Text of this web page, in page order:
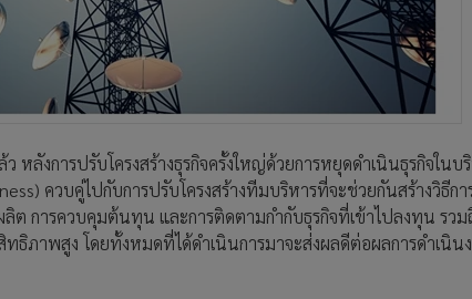
หลังการปรับโครงสร้างธุรกิจครั้งใหญ่ด้วยการหยุดดำเนินธุรกิจใน
ควบคู่ไปกับการปรับโครงสร้างทีมบริหารที่จะช่วยกันสร้างวิธีก
การควบคุมต้นทุน และการติดตามกำกับธุรกิจที่เข้าไปลงทุน รวม
ธิภาพสูง โดยทั้งหมดที่ได้ดำเนินการมาจะส่งผลดีต่อผลการดำเนิน